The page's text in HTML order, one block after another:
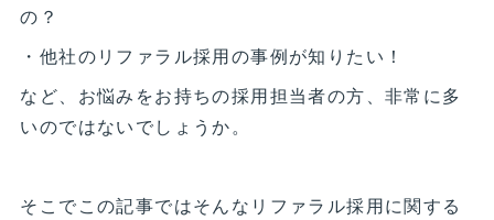
の？
・他社のリファラル採用の事例が知りたい！
など、お悩みをお持ちの採用担当者の方、非常に多
いのではないでしょうか。
そこでこの記事ではそんなリファラル採用に関する